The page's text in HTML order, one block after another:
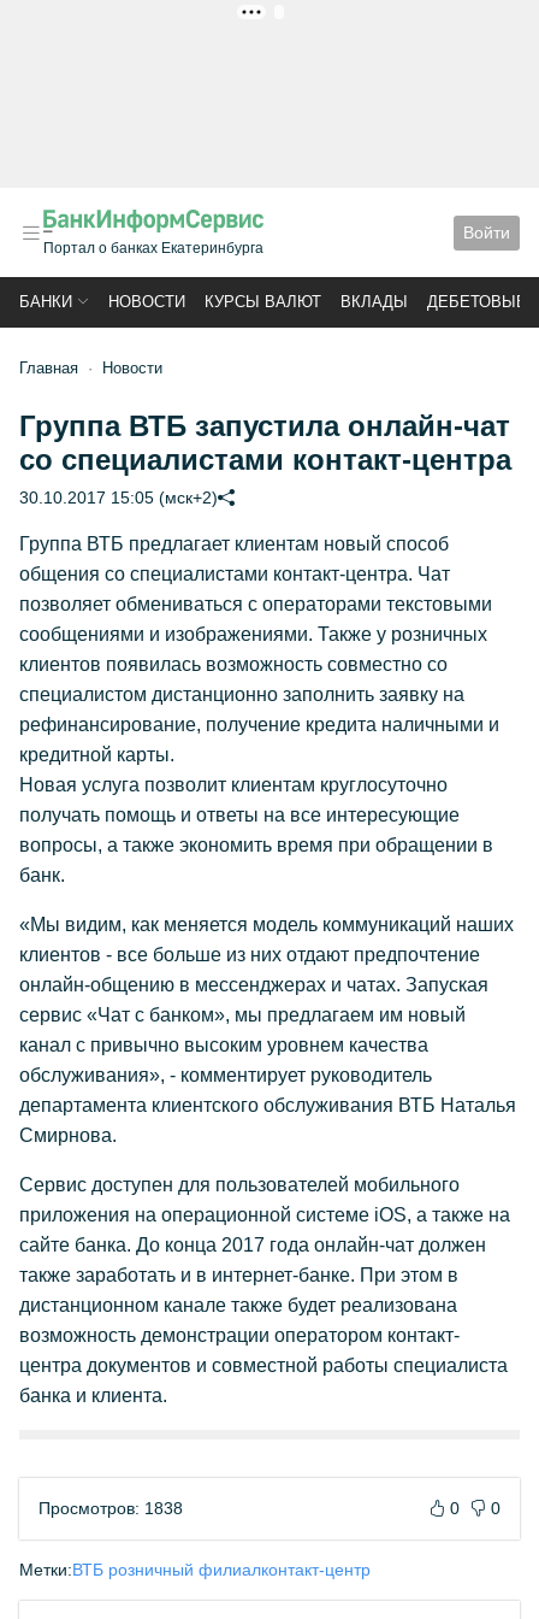
Портал о банках Екатеринбурга
Войти
БАНКИ НОВОСТИ КУРСЫ ВАЛЮТ ВКЛАДЫ ДЕБЕТОВЫЕ
Главная Новости
Группа ВТБ запустила онлайн-чат
со специалистами контакт-центра
30.10.2017 15:05 (мск+2)
Группа ВТБ предлагает клиентам новый способ
общения со специалистами контакт-центра. Чат
позволяет обмениваться с операторами текстовыми
сообщениями и изображениями. Также у розничных
клиентов появилась возможность совместно со
специалистом дистанционно заполнить заявку на
рефинансирование, получение кредита наличными и
кредитной карты.
Новая услуга позволит клиентам круглосуточно
получать помощь и ответы на все интересующие
вопросы, а также экономить время при обращении в
банк.
«Мы видим, как меняется модель коммуникаций наших
клиентов - все больше из них отдают предпочтение
онлайн-общению в мессенджерах и чатах. Запуская
сервис «Чат с банком», мы предлагаем им новый
канал с привычно высоким уровнем качества
обслуживания», - комментирует руководитель
департамента клиентского обслуживания ВТБ Наталья
Смирнова.
Сервис доступен для пользователей мобильного
приложения на операционной системе iOS, а также на
сайте банка. До конца 2017 года онлайн-чат должен
также заработать и в интернет-банке. При этом в
дистанционном канале также будет реализована
возможность демонстрации оператором контакт-
центра документов и совместной работы специалиста
банка и клиента.
Просмотров: 1838 0 0
Метки:ВТБ розничный филиалконтакт-центр